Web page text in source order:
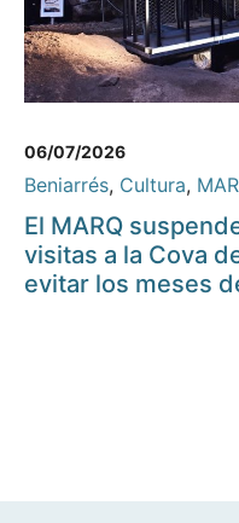
06/07/2026
Beniarrés, Cultura,
El MARQ
visitas a la Cova
evitar los meses